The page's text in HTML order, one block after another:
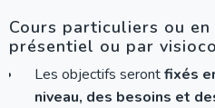
Cours particuliers ou
présentiel ou par
Les objectifs serontfixés
niveau, des besoins et